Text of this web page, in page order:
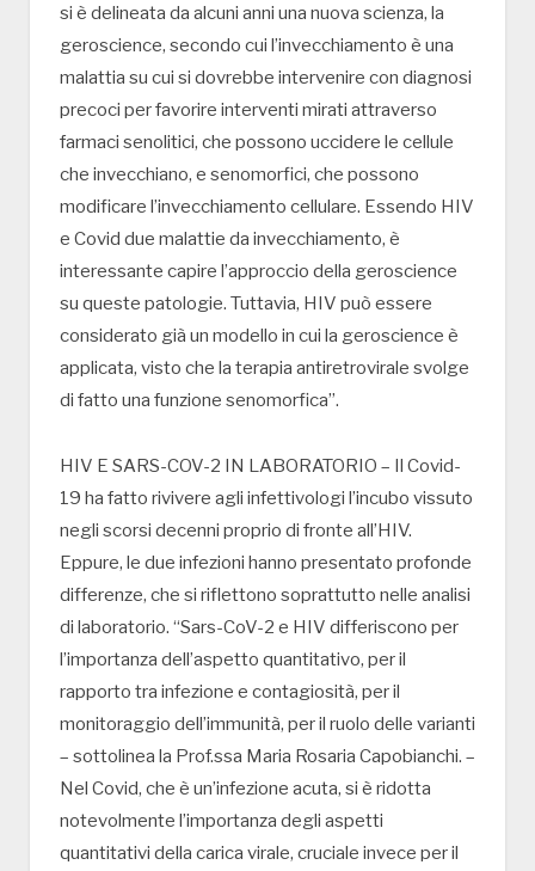
si è delineata da alcuni anni una nuova scienza, la
geroscience, secondo cui l’invecchiamento è una
malattia su cui si dovrebbe intervenire con diagnosi
precoci per favorire interventi mirati attraverso
farmaci senolitici, che possono uccidere le cellule
che invecchiano, e senomorfici, che possono
modificare l’invecchiamento cellulare. Essendo HIV
e Covid due malattie da invecchiamento, è
interessante capire l’approccio della geroscience
su queste patologie. Tuttavia, HIV può essere
considerato già un modello in cui la geroscience è
applicata, visto che la terapia antiretrovirale svolge
di fatto una funzione senomorfica”.
HIV E SARS-COV-2 IN LABORATORIO – Il Covid-
19 ha fatto rivivere agli infettivologi l’incubo vissuto
negli scorsi decenni proprio di fronte all’HIV.
Eppure, le due infezioni hanno presentato profonde
differenze, che si riflettono soprattutto nelle analisi
di laboratorio. “Sars-CoV-2 e HIV differiscono per
l’importanza dell’aspetto quantitativo, per il
rapporto tra infezione e contagiosità, per il
monitoraggio dell’immunità, per il ruolo delle varianti
– sottolinea la Prof.ssa Maria Rosaria Capobianchi. –
Nel Covid, che è un’infezione acuta, si è ridotta
notevolmente l’importanza degli aspetti
quantitativi della carica virale, cruciale invece per il